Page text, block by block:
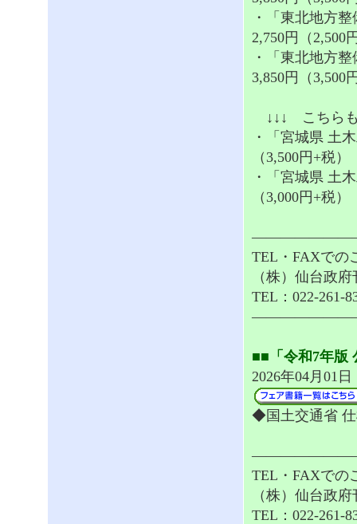
・「東北地方
2,750円（2,500
・「東北地方
3,850円（3,500
↓↓↓ こちら
・「宮城県 土
（3,500円+税）
・「宮城県 土
（3,000円+税）
TEL・FAXでの
（株）仙台政
TEL：022-261-
■■「令和7年版
2026年04月01
◆国土交通省
TEL・FAXでの
（株）仙台政
TEL：022-261-